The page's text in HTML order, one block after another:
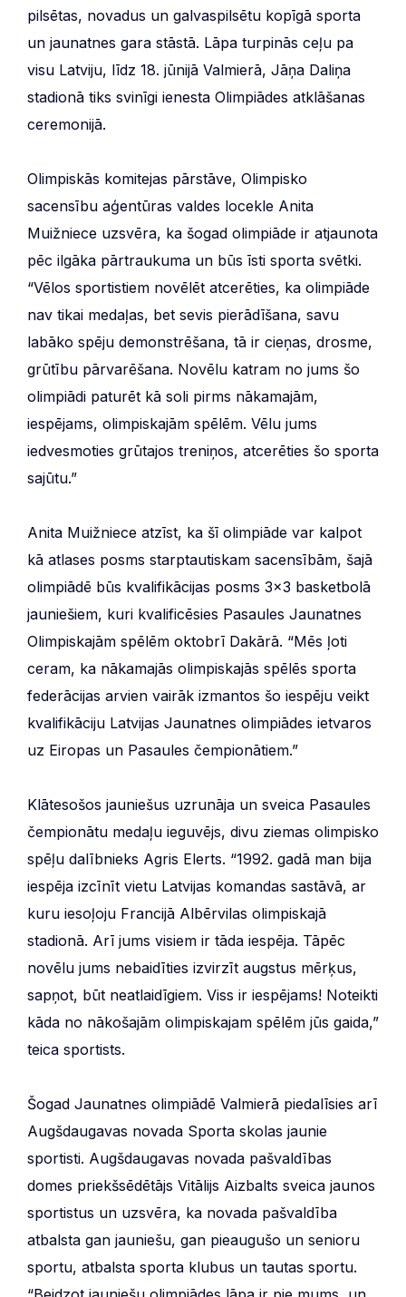
pilsētas, novadus un galvaspilsētu kopīgā sporta
un jaunatnes gara stāstā. Lāpa turpinās ceļu pa
visu Latviju, līdz 18. jūnijā Valmierā, Jāņa Daliņa
stadionā tiks svinīgi ienesta Olimpiādes atklāšanas
ceremonijā.
Olimpiskās komitejas pārstāve, Olimpisko
sacensību aģentūras valdes locekle Anita
Muižniece uzsvēra, ka šogad olimpiāde ir atjaunota
pēc ilgāka pārtraukuma un būs īsti sporta svētki.
“Vēlos sportistiem novēlēt atcerēties, ka olimpiāde
nav tikai medaļas, bet sevis pierādīšana, savu
labāko spēju demonstrēšana, tā ir cieņas, drosme,
grūtību pārvarēšana. Novēlu katram no jums šo
olimpiādi paturēt kā soli pirms nākamajām,
iespējams, olimpiskajām spēlēm. Vēlu jums
iedvesmoties grūtajos treniņos, atcerēties šo sporta
sajūtu.”
Anita Muižniece atzīst, ka šī olimpiāde var kalpot
kā atlases posms starptautiskam sacensībām, šajā
olimpiādē būs kvalifikācijas posms 3×3 basketbolā
jauniešiem, kuri kvalificēsies Pasaules Jaunatnes
Olimpiskajām spēlēm oktobrī Dakārā. “Mēs ļoti
ceram, ka nākamajās olimpiskajās spēlēs sporta
federācijas arvien vairāk izmantos šo iespēju veikt
kvalifikāciju Latvijas Jaunatnes olimpiādes ietvaros
uz Eiropas un Pasaules čempionātiem.”
Klātesošos jauniešus uzrunāja un sveica Pasaules
čempionātu medaļu ieguvējs, divu ziemas olimpisko
spēļu dalībnieks Agris Elerts. “1992. gadā man bija
iespēja izcīnīt vietu Latvijas komandas sastāvā, ar
kuru iesoļoju Francijā Albērvilas olimpiskajā
stadionā. Arī jums visiem ir tāda iespēja. Tāpēc
novēlu jums nebaidīties izvirzīt augstus mērķus,
sapņot, būt neatlaidīgiem. Viss ir iespējams! Noteikti
kāda no nākošajām olimpiskajam spēlēm jūs gaida,”
teica sportists.
Šogad Jaunatnes olimpiādē Valmierā piedalīsies arī
Augšdaugavas novada Sporta skolas jaunie
sportisti. Augšdaugavas novada pašvaldības
domes priekšsēdētājs Vitālijs Aizbalts sveica jaunos
sportistus un uzsvēra, ka novada pašvaldība
atbalsta gan jauniešu, gan pieaugušo un senioru
sportu, atbalsta sporta klubus un tautas sportu.